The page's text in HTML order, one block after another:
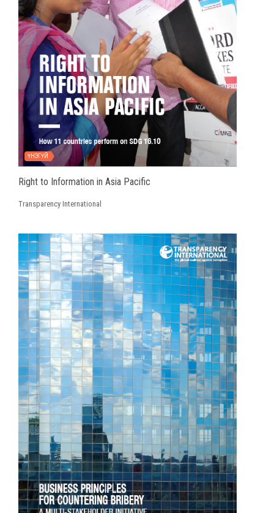
ҮНЭГҮЙ
Right to Information in Asia Pacific
Transparency International